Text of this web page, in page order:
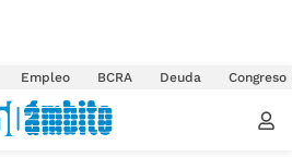
Empleo BCRA Deuda Congreso